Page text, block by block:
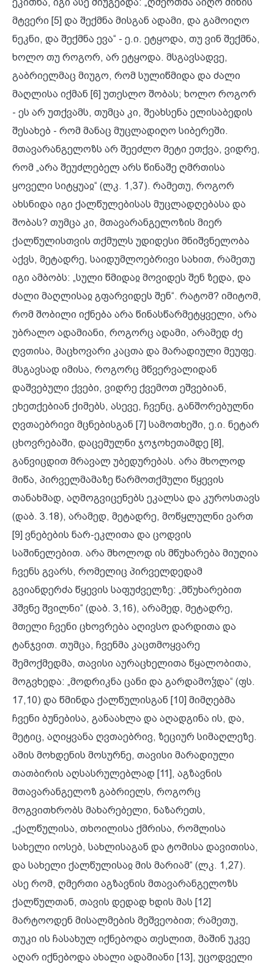
ეკითხა, იგი ასე მიუგებდა: „ღმერთმა აიღო მიწის
მტვერი [5] და შექმნა მისგან ადამი, და გამოიღო
ნეკნი, და შექმნა ევა“ - ე.ი. ეტყოდა, თუ ვინ შექმნა,
ხოლო თუ როგორ, არ ეტყოდა. მსგავსადვე,
გაბრიელმაც მიუგო, რომ სულიწმიდა და ძალი
მაღლისა იქმან [6] უთესლო შობას; ხოლო როგორ
- ეს არ უთქვამს, თუმცა კი, შეახსენა ელისაბედის
შესახებ - რომ მანაც მუცლადიღო სიბერეში.
მთავარანგელოზს არ შეეძლო მეტი ეთქვა, ვიდრე,
რომ „არა შეუძლებელ არს წინაშე ღმრთისა
ყოველი სიტყუაჲ“ (ლკ. 1,37). რამეთუ, როგორ
ახსნიდა იგი ქალწულებისას მუცლადღებასა და
შობას? თუმცა კი, მთავარანგელოზის მიერ
ქალწულისთვის თქმულს უდიდესი მნიშვნელობა
აქვს, მეტადრე, საიდუმლოებრივი სახით, რამეთუ
იგი ამბობს: „სული წმიდაჲ მოვიდეს შენ ზედა, და
ძალი მაღლისაჲ გფარვიდეს შენ“. რატომ? იმიტომ,
რომ შობილი იქნება არა წინასწარმეტყველი, არა
უბრალო ადამიანი, როგორც ადამი, არამედ ძე
ღვთისა, მაცხოვარი კაცთა და მარადიული მეუფე.
მსგავსად იმისა, როგორც მწვერვალიდან
დაშვებული ქვები, ვიდრე ქვემოთ ეშვებიან,
ეხეთქებიან ქიმებს, ასევე, ჩვენც, განშორებულნი
ღვთაებრივი მცნებისგან [7] სამოთხეში, ე.ი. ნეტარ
ცხოვრებაში, დაცემულნი ჯოჯოხეთამდე [8],
განვიცდით მრავალ უბედურებას. არა მხოლოდ
მიწა, პირველმამაზე წარმოთქმული წყევის
თანახმად, აღმოგვიცენებს ეკალსა და კუროსთავს
(დაბ. 3.18), არამედ, მეტადრე, მოწყლულნი ვართ
[9] ვნებების ნარ-ეკლითა და ცოდვის
საშინელებით. არა მხოლოდ ის მწუხარება მიუღია
ჩვენს გვარს, რომელიც პირველდედამ
გვიანდერძა წყევის საფუძველზე: „მწუხარებით
ჰშვნე შვილნი“ (დაბ. 3,16), არამედ, მეტადრე,
მთელი ჩვენი ცხოვრება აღივსო დარდითა და
ტანჯვით. თუმცა, ჩვენმა კაცთმოყვარე
შემოქმედმა, თავისი აურაცხელითა წყალობითა,
მოგვხედა: „მოდრიკნა ცანი და გარდამოჴდა“ (ფს.
17,10) და წმინდა ქალწულისგან [10] მიმღებმა
ჩვენი ბუნებისა, განაახლა და აღადგინა ის, და,
მეტიც, აღიყვანა ღვთაებრივ, ზეციურ სიმაღლეზე.
ამის მოხდენის მოსურნე, თავისი მარადიული
თათბირის აღსასრულებლად [11], აგზავნის
მთავარანგელოზ გაბრიელს, როგორც
მოგვითხრობს მახარებელი, ნაზარეთს,
„ქალწულისა, თხოილისა ქმრისა, რომლისა
სახელი იოსებ, სახლისაგან და ტომისა დავითისა,
და სახელი ქალწულისაჲ მის მარიამ“ (ლკ. 1,27).
ასე რომ, ღმერთი აგზავნის მთავარანგელოზს
ქალწულთან, თავის დედად ხდის მას [12]
მარტოოდენ მისალმების მეშვეობით; რამეთუ,
თუკი ის ჩასახულ იქნებოდა თესლით, მაშინ უკვე
აღარ იქნებოდა ახალი ადამიანი [13], უცოდველი